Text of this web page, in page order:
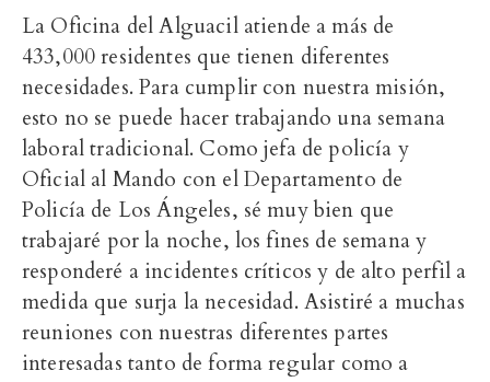
La Oficina del Alguacil atiende a más de
433,000 residentes que tienen diferentes
necesidades. Para cumplir con nuestra misión,
esto no se puede hacer trabajando una semana
laboral tradicional. Como jefa de policía y
Oficial al Mando con el Departamento de
Policía de Los Ángeles, sé muy bien que
trabajaré por la noche, los fines de semana y
responderé a incidentes críticos y de alto perfil a
medida que surja la necesidad. Asistiré a muchas
reuniones con nuestras diferentes partes
interesadas tanto de forma regular como a